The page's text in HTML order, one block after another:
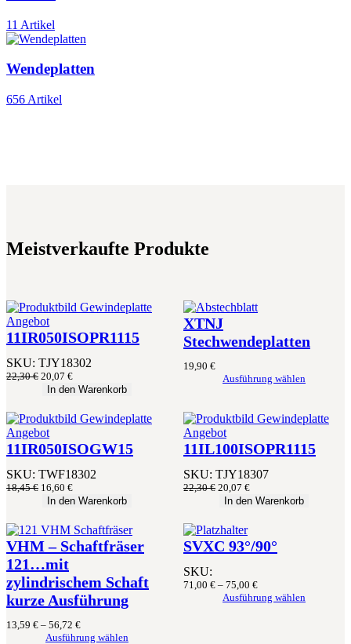
11 Artikel
Wendeplatten
656 Artikel
Meistverkaufte Produkte
AngebotProdukt
im
Angebot
11IR050ISOPR1115
SKU: TJY18302
22,30€ Ursprünglicher
Preis
22,30 €
20,07 €Aktueller
Preis
20,07 €.
In den Warenkorb
XTNJ
Stechwendeplatten
19,90 €
Ausführung wählen
AngebotProdukt
im
Angebot
11IR050ISOGW15
SKU: TWF18302
18,45€ Ursprünglicher
Preis
18,45 €
16,60 €Aktueller
Preis
16,60 €.
In den Warenkorb
AngebotProdukt
im
Angebot
11IL100ISOPR1115
SKU: TJY18307
22,30€ Ursprünglicher
Preis
22,30 €
20,07 €Aktueller
Preis
In den Warenkorb
VHM – Schaftfräser
121…mit
zylindrischem Schaft
kurze Ausführung
13,59 € – 56,72 €
Ausführung wählen
SVXC 93°/90°
SKU:
71,00 € – 75,00 €
Ausführung wählen